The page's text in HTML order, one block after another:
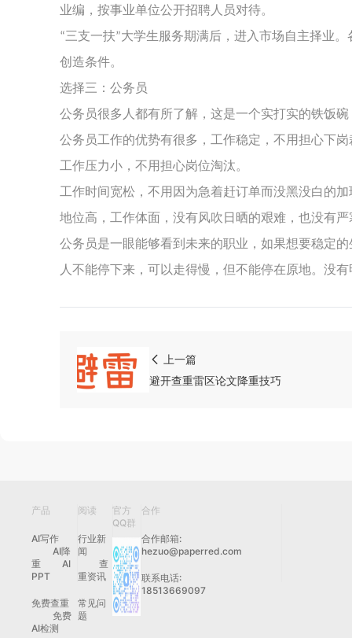
业编，按事业单位公开招聘人员对待。
“三支一扶”大学生服务期满后，进入市场自主择业
创造条件。
选择三：公务员
公务员很多人都有所了解，这是一个实打实的铁饭
公务员工作的优势有很多，工作稳定，不用担心下
工作压力小，不用担心岗位淘汰。
工作时间宽松，不用因为急着赶订单而没黑没白的
地位高，工作体面，没有风吹日晒的艰难，也没有
公务员是一眼能够看到未来的职业，如果想要稳定
人不能停下来，可以走得慢，但不能停在原地。没
上一篇
避开查重雷区论文降重技巧
产品
AI写作
AI降
重
AI
PPT
免费查重
免费
AI检测
阅读
行业新
闻
查
重资讯
常见问
题
官方
QQ群
合作
合作邮箱:
hezuo@paperred.com
联系电话:
18513669097